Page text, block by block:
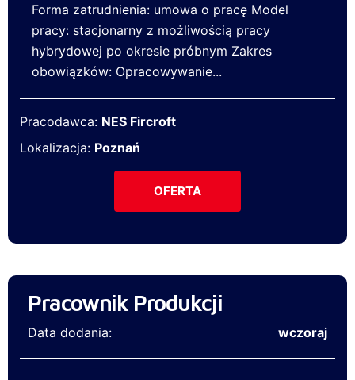
Forma zatrudnienia: umowa o pracę Model
pracy: stacjonarny z możliwością pracy
hybrydowej po okresie próbnym Zakres
obowiązków: Opracowywanie...
Pracodawca: NES Fircroft
Lokalizacja: Poznań
OFERTA
Pracownik Produkcji
Data dodania: wczoraj